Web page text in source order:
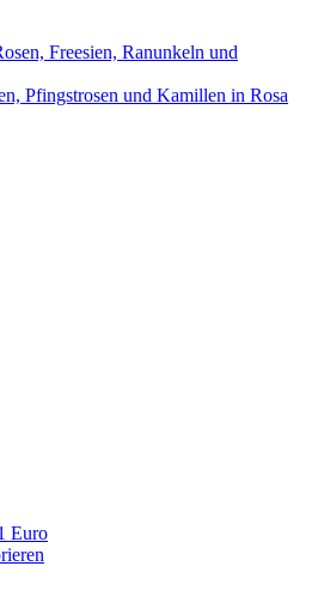
Freesien, Ranunkeln und
Pfingstrosen und Kamillen in Rosa
Euro